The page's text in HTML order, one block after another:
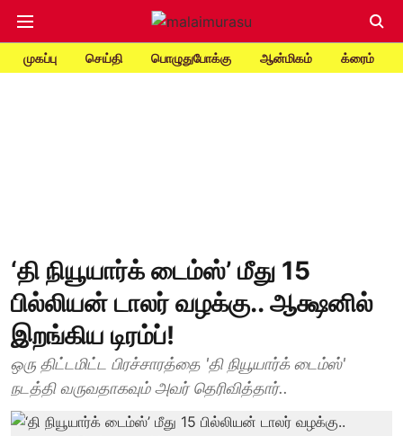
முகப்பு செய்தி பொழுதுபோக்கு ஆன்மிகம் க்ரைம்
‘தி நியூயார்க் டைம்ஸ்’ மீது 15
பில்லியன் டாலர் வழக்கு.. ஆக்ஷனில்
இறங்கிய டிரம்ப்!
ஒரு திட்டமிட்ட பிரச்சாரத்தை 'தி நியூயார்க் டைம்ஸ்'
நடத்தி வருவதாகவும் அவர் தெரிவித்தார்..